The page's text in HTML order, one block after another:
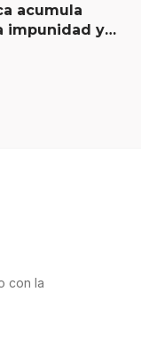
acumula
impunidad y
con la